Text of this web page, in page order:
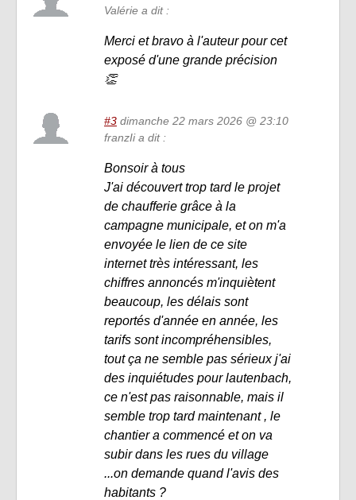
Valérie a dit :
Merci et bravo à l'auteur pour cet
exposé d'une grande précision
👏
#3 dimanche 22 mars 2026 @ 23:10
franzIi a dit :
Bonsoir à tous
J'ai découvert trop tard le projet
de chaufferie grâce à la
campagne municipale, et on m'a
envoyée le lien de ce site
internet très intéressant, les
chiffres annoncés m'inquiètent
beaucoup, les délais sont
reportés d'année en année, les
tarifs sont incompréhensibles,
tout ça ne semble pas sérieux j'ai
des inquiétudes pour lautenbach,
ce n'est pas raisonnable, mais il
semble trop tard maintenant , le
chantier a commencé et on va
subir dans les rues du village
...on demande quand l'avis des
habitants ?